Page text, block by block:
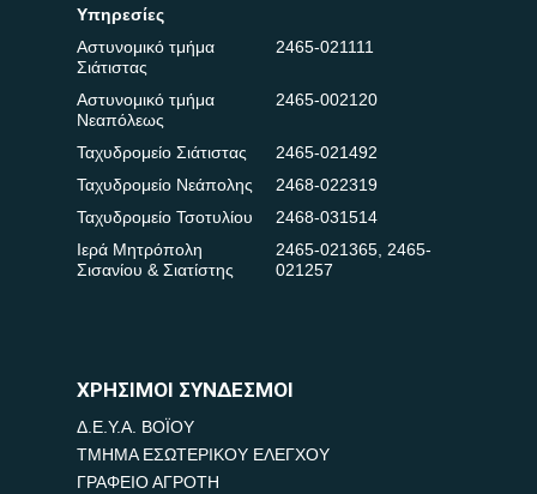
Υπηρεσίες
Αστυνομικό τμήμα
Σιάτιστας
2465-021111
Αστυνομικό τμήμα
Νεαπόλεως
2465-002120
Ταχυδρομείο Σιάτιστας
2465-021492
Ταχυδρομείο Νεάπολης
2468-022319
Ταχυδρομείο Τσοτυλίου
2468-031514
Ιερά Μητρόπολη
Σισανίου & Σιατίστης
2465-021365, 2465-
021257
ΧΡΗΣΙΜΟΙ ΣΥΝΔΕΣΜΟΙ
Δ.Ε.Υ.Α. ΒΟΪΟΥ
ΤΜΗΜΑ ΕΣΩΤΕΡΙΚΟΥ ΕΛΕΓΧΟΥ
ΓΡΑΦΕΙΟ ΑΓΡΟΤΗ